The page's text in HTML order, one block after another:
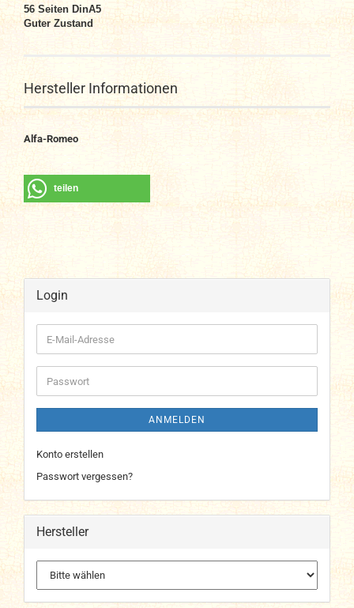
56 Seiten DinA5
Guter Zustand
Hersteller Informationen
Alfa-Romeo
teilen
Login
E-
Mail-
Adresse
Passwort
ANMELDEN
Konto erstellen
Passwort vergessen?
Hersteller